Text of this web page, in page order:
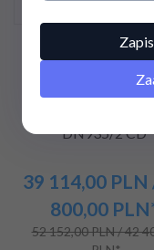
Piec do pizzy
Cuppone
dwukomorowy |
DN935/2 CD
39 114,00 PLN
800,00
52 152,00 PLN / 42